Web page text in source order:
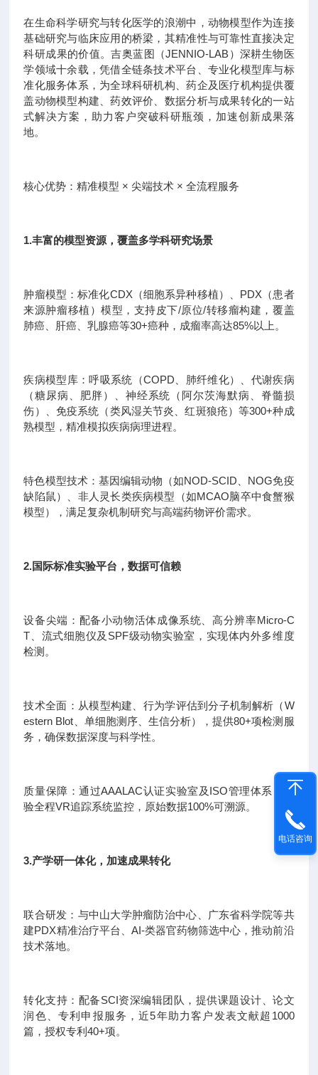
在生命科学研究与转化医学的浪潮中，动物模型作为连接
基础研究与临床应用的桥梁，其精准性与可靠性直接决定
科研成果的价值。吉奥蓝图（JENNIO-LAB）深耕生物医
学领域十余载，凭借全链条技术平台、专业化模型库与标
准化服务体系，为全球科研机构、药企及医疗机构提供覆
盖动物模型构建、药效评价、数据分析与成果转化的一站
式解决方案，助力客户突破科研瓶颈，加速创新成果落
地。
核心优势：精准模型 × 尖端技术 × 全流程服务
1.丰富的模型资源，覆盖多学科研究场景
肿瘤模型：标准化CDX（细胞系异种移植）、PDX（患者
来源肿瘤移植）模型，支持皮下/原位/转移瘤构建，覆盖
肺癌、肝癌、乳腺癌等30+癌种，成瘤率高达85%以上。
疾病模型库：呼吸系统（COPD、肺纤维化）、代谢疾病
（糖尿病、肥胖）、神经系统（阿尔茨海默病、脊髓损
伤）、免疫系统（类风湿关节炎、红斑狼疮）等300+种成
熟模型，精准模拟疾病病理进程。
特色模型技术：基因编辑动物（如NOD-SCID、NOG免疫
缺陷鼠）、非人灵长类疾病模型（如MCAO脑卒中食蟹猴
模型），满足复杂机制研究与高端药物评价需求。
2.国际标准实验平台，数据可信赖
设备尖端：配备小动物活体成像系统、高分辨率Micro-C
T、流式细胞仪及SPF级动物实验室，实现体内外多维度
检测。
技术全面：从模型构建、行为学评估到分子机制解析（W
estern Blot、单细胞测序、生信分析），提供80+项检测服
务，确保数据深度与科学性。
质量保障：通过AAALAC认证实验室及ISO管理体系，实
验全程VR追踪系统监控，原始数据100%可溯源。
3.产学研一体化，加速成果转化
联合研发：与中山大学肿瘤防治中心、广东省科学院等共
建PDX精准治疗平台、AI-类器官药物筛选中心，推动前沿
技术落地。
转化支持：配备SCI资深编辑团队，提供课题设计、论文
润色、专利申报服务，近5年助力客户发表文献超1000
篇，授权专利40+项。
电话咨询